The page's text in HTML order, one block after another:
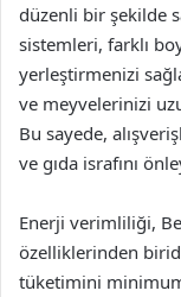
düzenli bir şekilde
sistemleri, farklı
yerleştirmenizi
ve meyvelerinizi
Bu sayede,
ve gıda israfını
Enerji verimliliği,
özelliklerinden
tüketimini